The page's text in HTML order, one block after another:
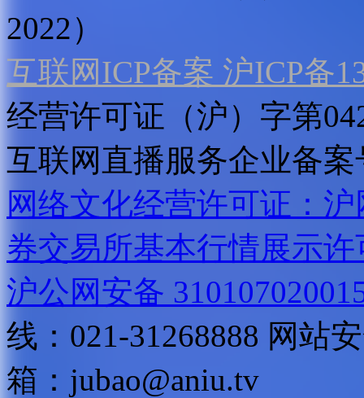
2022）
互联网ICP备案 沪ICP备
经营许可证（沪）字第
互联网直播服务企业备案
网络文化经营许可证：
券交易所基本行情展示许
沪公网安备
线：021-31268888 网站
箱： jubao@aniu.tv